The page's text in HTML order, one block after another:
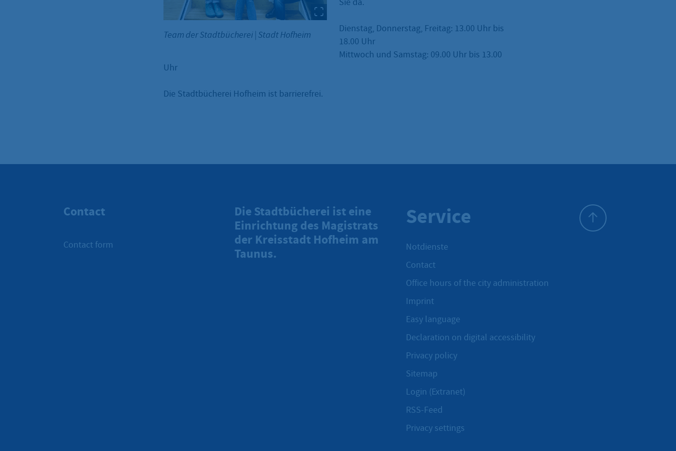
Team der Stadtbücherei | Stadt Hofheim
Dienstag, Donnerstag, Freitag: 13.00 Uhr bis
18.00 Uhr
Mittwoch und Samstag: 09.00 Uhr bis 13.00
Uhr
Die Stadtbücherei Hofheim ist barrierefrei.
Contact
Contact form
Die Stadtbücherei ist eine
Einrichtung des Magistrats
der Kreisstadt Hofheim am
Taunus.
Service
Notdienste
Contact
Office hours of the city administration
Imprint
Easy language
Declaration on digital accessibility
Privacy policy
Sitemap
Login (Extranet)
RSS-Feed
Privacy settings